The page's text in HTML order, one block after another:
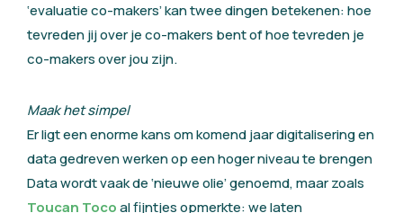
‘evaluatie co-makers’ kan twee dingen betekenen: hoe
tevreden jij over je co-makers bent of hoe tevreden je
co-makers over jou zijn.
Maak het simpel
Er ligt een enorme kans om komend jaar digitalisering en
data gedreven werken op een hoger niveau te brengen
Data wordt vaak de ‘nieuwe olie’ genoemd, maar zoals
Toucan Tocoal fijntjes opmerkte: we laten